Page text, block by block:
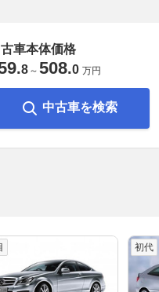
車本体価格
.8 ～ 508.0 万円
中古車を検索
初代